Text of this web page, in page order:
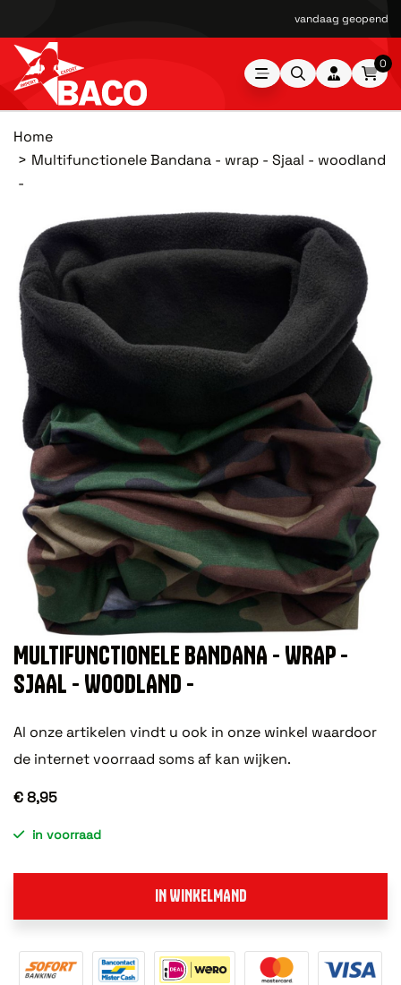
vandaag geopend
0
Home
Multifunctionele Bandana - wrap - Sjaal - woodland
-
MULTIFUNCTIONELE BANDANA - WRAP -
SJAAL - WOODLAND -
Al onze artikelen vindt u ook in onze winkel waardoor
de internet voorraad soms af kan wijken.
€ 8,95
in voorraad
IN WINKELMAND